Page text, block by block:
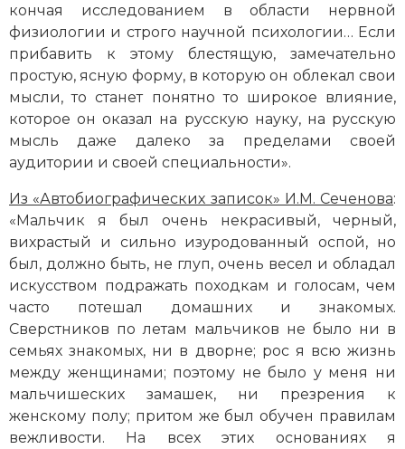
кончая исследованием в области нервной
физиологии и строго научной психологии… Если
прибавить к этому блестящую, замечательно
простую, ясную форму, в которую он облекал свои
мысли, то станет понятно то широкое влияние,
которое он оказал на русскую науку, на русскую
мысль даже далеко за пределами своей
аудитории и своей специальности».
Из «Автобиографических записок» И.М. Сеченова:
«Мальчик я был очень некрасивый, черный,
вихрастый и сильно изуродованный оспой, но
был, должно быть, не глуп, очень весел и обладал
искусством подражать походкам и голосам, чем
часто потешал домашних и знакомых.
Сверстников по летам мальчиков не было ни в
семьях знакомых, ни в дворне; рос я всю жизнь
между женщинами; поэтому не было у меня ни
мальчишеских замашек, ни презрения к
женскому полу; притом же был обучен правилам
вежливости. На всех этих основаниях я